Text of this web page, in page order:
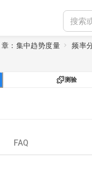
章：集中趋势度量 频率
测验
FAQ